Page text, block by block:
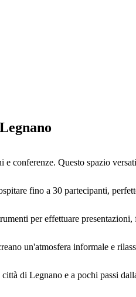
conferenze. Questo spazio
fino a 30 partecipanti,
per effettuare presentazioni,
un'atmosfera informale e
di Legnano e a pochi passi